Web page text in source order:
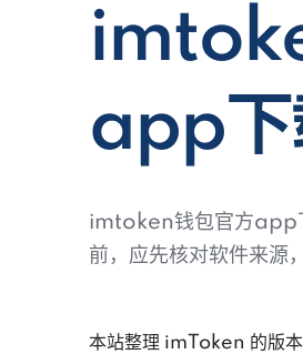
app下
imtoken钱包官方app
前，应先核对软件来源
本站整理 imToken 的版本